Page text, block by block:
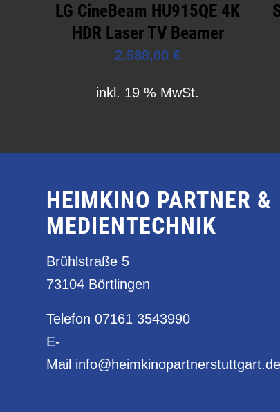
LG CineBeam HU915QE 4K
HDR Laser TV Beamer
2.588,00€
inkl. 19 % MwSt.
HEIMKINO PARTNER &
MEDIENTECHNIK
Brühlstraße 5
73104 Börtlingen
Telefon 07161 3543990
E-
Mail info@heimkinopartnerstuttgart.de